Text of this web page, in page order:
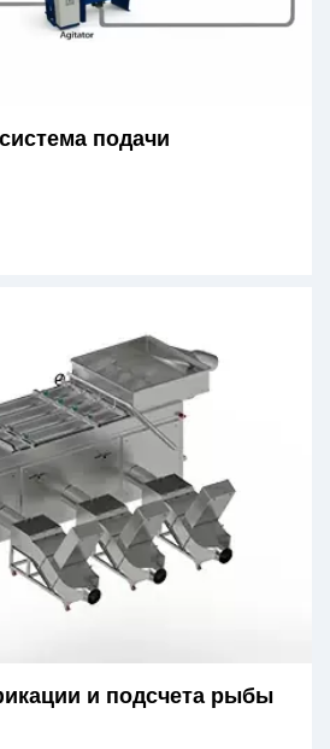
подачи
и подсчета рыбы